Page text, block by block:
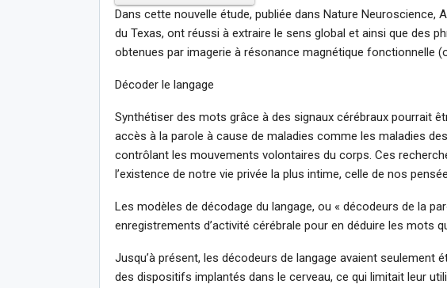
Dans cette nouvelle étude, publiée dans Nature Neuroscience,
du Texas, ont réussi à extraire le sens global et ainsi que des
obtenues par imagerie à résonance magnétique fonctionnelle
Décoder le langage
Synthétiser des mots grâce à des signaux cérébraux pourrait
accès à la parole à cause de maladies comme les maladies
contrôlant les mouvements volontaires du corps. Ces
l’existence de notre vie privée la plus intime, celle de nos
Les modèles de décodage du langage, ou « décodeurs de la
enregistrements d’activité cérébrale pour en déduire les mots
Jusqu’à présent, les décodeurs de langage avaient seulement
des dispositifs implantés dans le cerveau, ce qui limitait leur